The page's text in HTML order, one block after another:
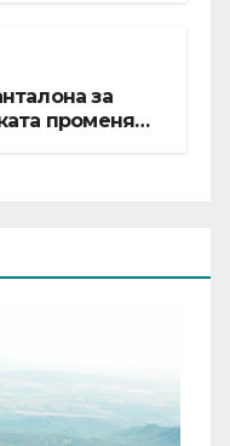
за
променя